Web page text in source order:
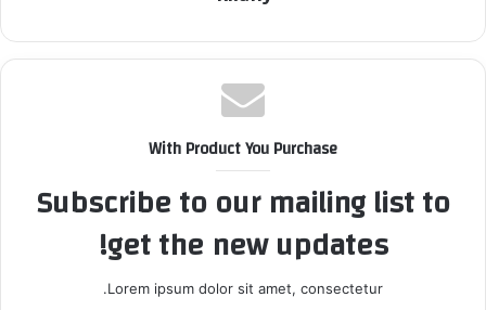
With Product You Purchase
Subscribe to our mailing list to
get the new updates!
Lorem ipsum dolor sit amet, consectetur.